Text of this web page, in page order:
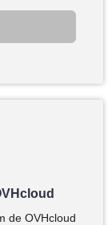
de OVHcloud